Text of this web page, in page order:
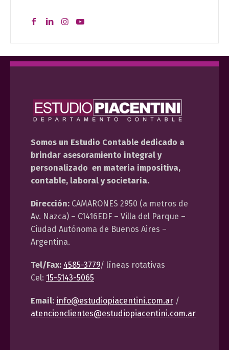
Somos un Estudio Contable dedicado a
brindar asesoramiento integral y
personalizado en materia impositiva,
contable, laboral y societaria.
Dirección: CAMARONES 2950 (a metros de
Av. Nazca) – C1416EDF – Villa del Parque –
Ciudad Autónoma de Buenos Aires –
Argentina.
Tel/Fax: 4585-3779/ líneas rotativas
Cel: 15-5143-5065
Email: info@estudiopiacentini.com.ar /
atencionclientes@estudiopiacentini.com.ar